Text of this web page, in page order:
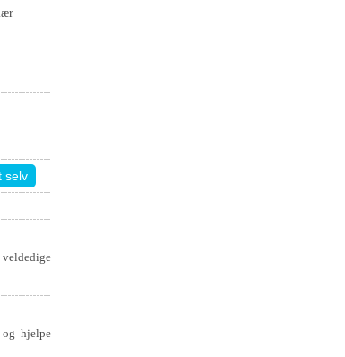
veldedige
hjelpe